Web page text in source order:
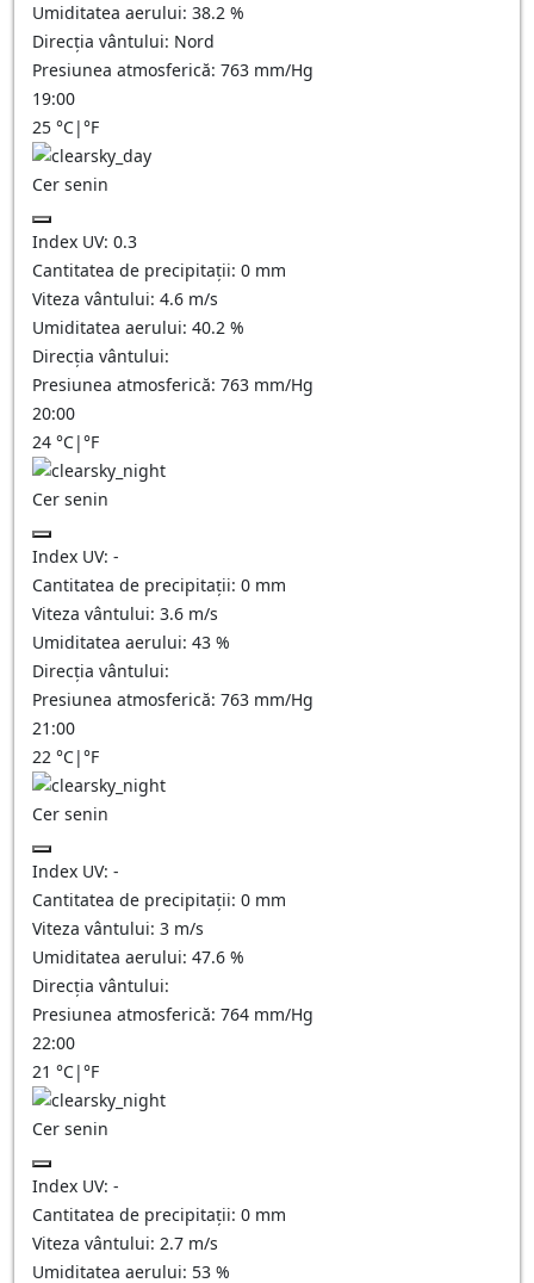
Umiditatea aerului: 38.2 %
Direcția vântului: Nord
Presiunea atmosferică: 763 mm/Hg
19:00
25 °C|°F
Cer senin
Index UV: 0.3
Cantitatea de precipitații: 0 mm
Viteza vântului: 4.6 m/s
Umiditatea aerului: 40.2 %
Direcția vântului:
Presiunea atmosferică: 763 mm/Hg
20:00
24 °C|°F
Cer senin
Index UV: -
Cantitatea de precipitații: 0 mm
Viteza vântului: 3.6 m/s
Umiditatea aerului: 43 %
Direcția vântului:
Presiunea atmosferică: 763 mm/Hg
21:00
22 °C|°F
Cer senin
Index UV: -
Cantitatea de precipitații: 0 mm
Viteza vântului: 3 m/s
Umiditatea aerului: 47.6 %
Direcția vântului:
Presiunea atmosferică: 764 mm/Hg
22:00
21 °C|°F
Cer senin
Index UV: -
Cantitatea de precipitații: 0 mm
Viteza vântului: 2.7 m/s
Umiditatea aerului: 53 %